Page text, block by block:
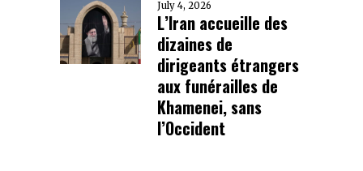
July 4, 2026
L’Iran accueille des
dizaines de
dirigeants étrangers
aux funérailles de
Khamenei, sans
l’Occident